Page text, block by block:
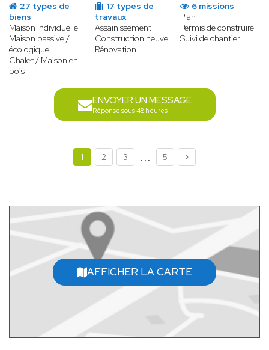
27 types de
biens
Maison individuelle
Maison passive /
écologique
Chalet / Maison en
bois
17 types de
travaux
Assainissement
Construction neuve
Rénovation
6 missions
Plan
Permis de construire
Suivi de chantier
ENVOYER UN MESSAGE
Réponse sous 48 heures
1 2 3 ... 5
AFFICHER LA CARTE